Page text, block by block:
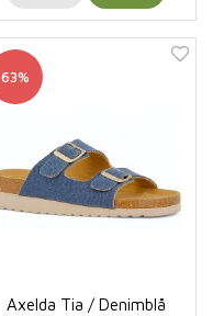
63%
Axelda Tia / Denimblå